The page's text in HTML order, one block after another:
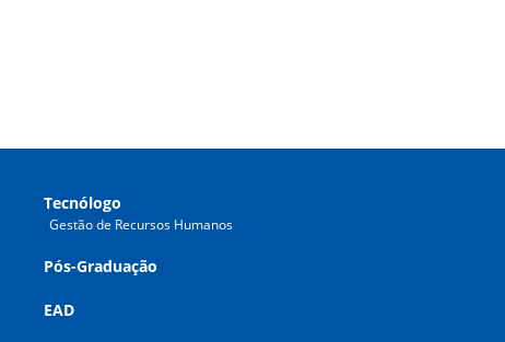
Tecnólogo
Gestão de Recursos Humanos
Pós-Graduação
EAD